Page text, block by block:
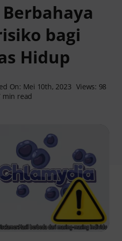
bagi
Hidup
On: Mei 10th, 2023 Views: 98
min read